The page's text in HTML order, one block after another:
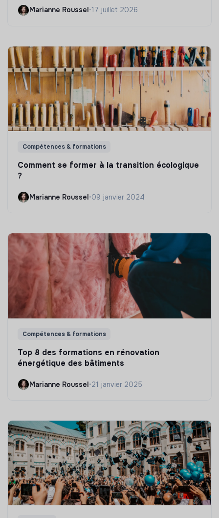
Marianne Roussel•17 juillet 2026
Compétences & formations
Comment se former à la transition écologique
?
Marianne Roussel•09 janvier 2024
Compétences & formations
Top 8 des formations en rénovation
énergétique des bâtiments
Marianne Roussel•21 janvier 2025